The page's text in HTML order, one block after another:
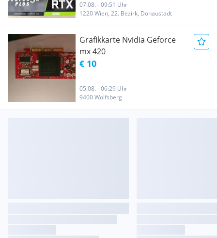
07.08. - 09:51 Uhr
1220 Wien, 22. Bezirk, Donaustadt
Grafikkarte Nvidia Geforce
mx 420
€ 10
05.08. - 06:29 Uhr
9400 Wolfsberg